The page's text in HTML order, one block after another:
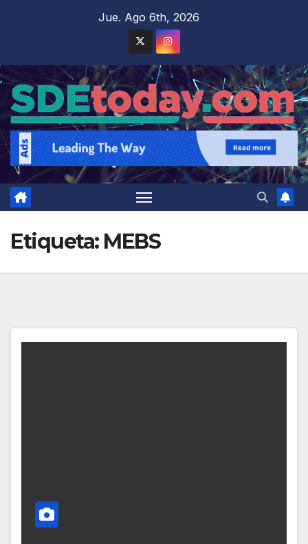
Jue. Ago 6th, 2026
Etiqueta: MEBS